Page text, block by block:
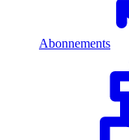
Abonnements